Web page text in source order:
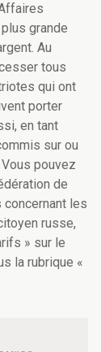
grande
Au
tous
qui ont
porter
en tant
sur ou
pouvez
de
concernant les
russe,
» sur le
la rubrique «